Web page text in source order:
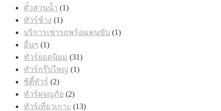
ตั๋วสวนน้ำ 11
ทัวร์ช้าง 11
สินค้า
บริการเช่ารถพร้อมคนขับ 11
อื่นๆ 11
สินค้า
ทัวร์ยอดนิยม 3131
ทัวร์กรุ๊ปใหญ่ 11
ซิตี้ทัวร์ 22
สินค้า
ทัวร์ผจญภัย 22
สินค้า
ทัวร์เที่ยวเกาะ 1313